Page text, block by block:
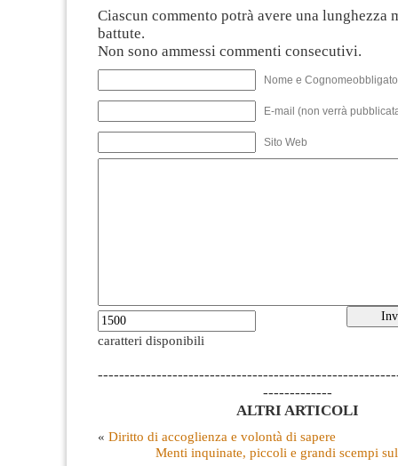
Ciascun commento potrà avere una lunghezza
battute.
Non sono ammessi commenti consecutivi.
Nome e
E-mail (non verrà
Sito Web
caratteri disponibili
-------------
ALTRI ARTICOLI
« Diritto di accoglienza e volontà di sapere
Menti inquinate, piccoli e grandi scempi